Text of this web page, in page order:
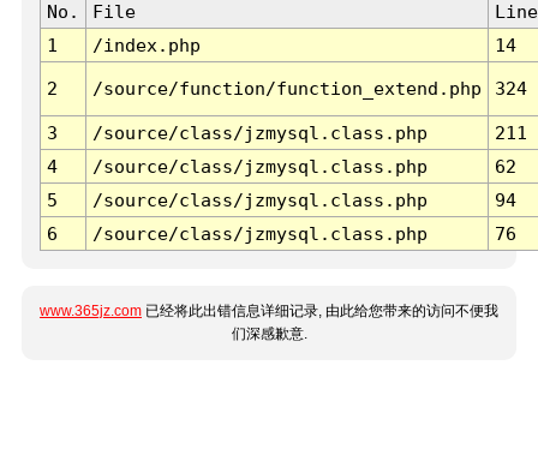
No. File
Line
1
/index.php 14
2 /source/function/function_extend.php 324
3 /source/class/jzmysql.class.php
211
4
/source/class/jzmysql.class.php
62
5
/source/class/jzmysql.class.php
94
6
/source/class/jzmysql.class.php 76
www.365jz.com 已经将此出错信息详细记录, 由此给您带来的访问不便我
们深感歉意.